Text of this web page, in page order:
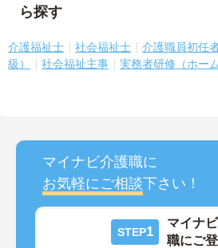
ら探す
介護福祉士 社会福祉士
介護職員初任
級）
社会福祉主事 実務者研修（ホー
マイナビ介護職に
お気軽にご相談下さい！
STEP1
マイナ
職にご